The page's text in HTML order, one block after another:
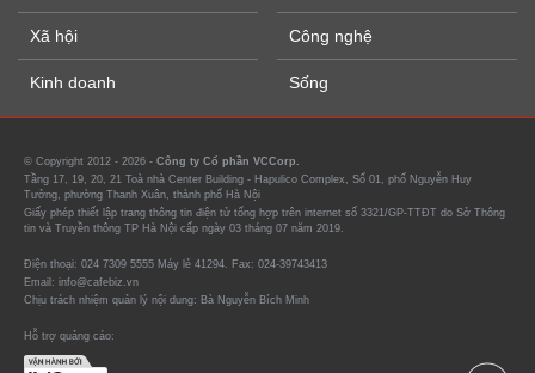
Xã hội
Kinh doanh
Công nghệ
Sống
© Copyright 2012 - 2026 - Công ty Cổ phần VCCorp.
Tầng 17, 19, 20, 21 Toà nhà Center Building - Hapulico Complex, Số 01, phố Nguyễn Huy
Tưởng, phường Thanh Xuân, thành phố Hà Nội
Giấy phép thiết lập trang thông tin điện tử tổng hợp trên internet số 3321/GP-TTĐT do Sở Thông
tin và Truyền thông TP Hà Nội cấp ngày 03 tháng 07 năm 2019.
Điện thoại: 024 7309 5555 Máy lẻ 41294. Fax: 024-39743413
Email: info@cafebiz.vn
Chịu trách nhiệm quản lý nội dung: Bà Nguyễn Bích Minh
Hỗ trợ quảng cáo: